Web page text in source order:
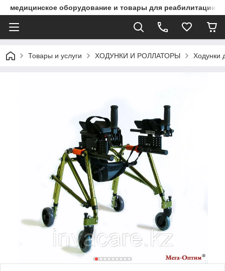
медицинское оборудование и товары для реабилитации
Товары и услуги ХОДУНКИ И РОЛЛАТОРЫ Ходунки